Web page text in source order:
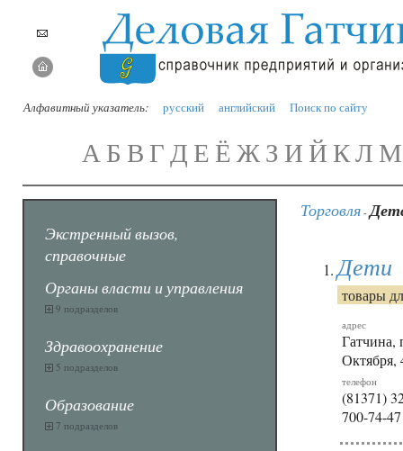
Алфавитный указатель: русский английский Поиск по сайту
АБ В ГД Е ЁЖЗ И Й КЛ М
Экстренный вызов,
справочные
Органы власти и управления
9 подразделов
Здравоохранение
5 подразделов
Образование
7 подразделов
Торговля -
Дети
товары
адрес
Гатчина,
Октября,
телефон
(81371)
700-74-47